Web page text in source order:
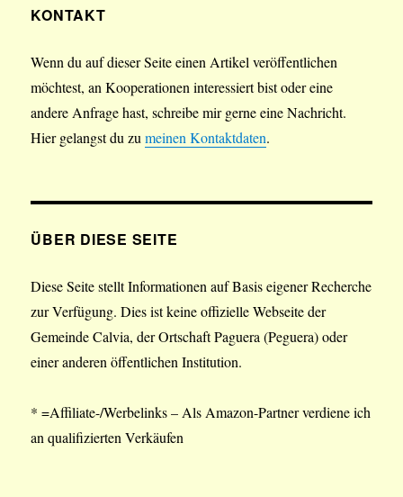
KONTAKT
Wenn du auf dieser Seite einen Artikel veröffentlichen
möchtest, an Kooperationen interessiert bist oder eine
andere Anfrage hast, schreibe mir gerne eine Nachricht.
Hier gelangst du zumeinen Kontaktdaten.
ÜBER DIESE SEITE
Diese Seite stellt Informationen auf Basis eigener Recherche
zur Verfügung. Dies ist keine offizielle Webseite der
Gemeinde Calvia, der Ortschaft Paguera (Peguera) oder
einer anderen öffentlichen Institution.
* =Affiliate-/Werbelinks – Als Amazon-Partner verdiene ich
an qualifizierten Verkäufen